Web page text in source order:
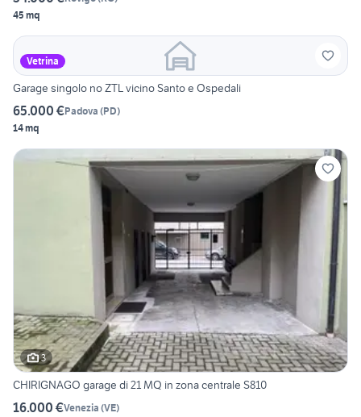
45 mq
Vetrina
Garage singolo no ZTL vicino Santo e Ospedali
65.000 €Padova (PD)
14 mq
3
CHIRIGNAGO garage di 21 MQ in zona centrale S810
16.000 €Venezia (VE)